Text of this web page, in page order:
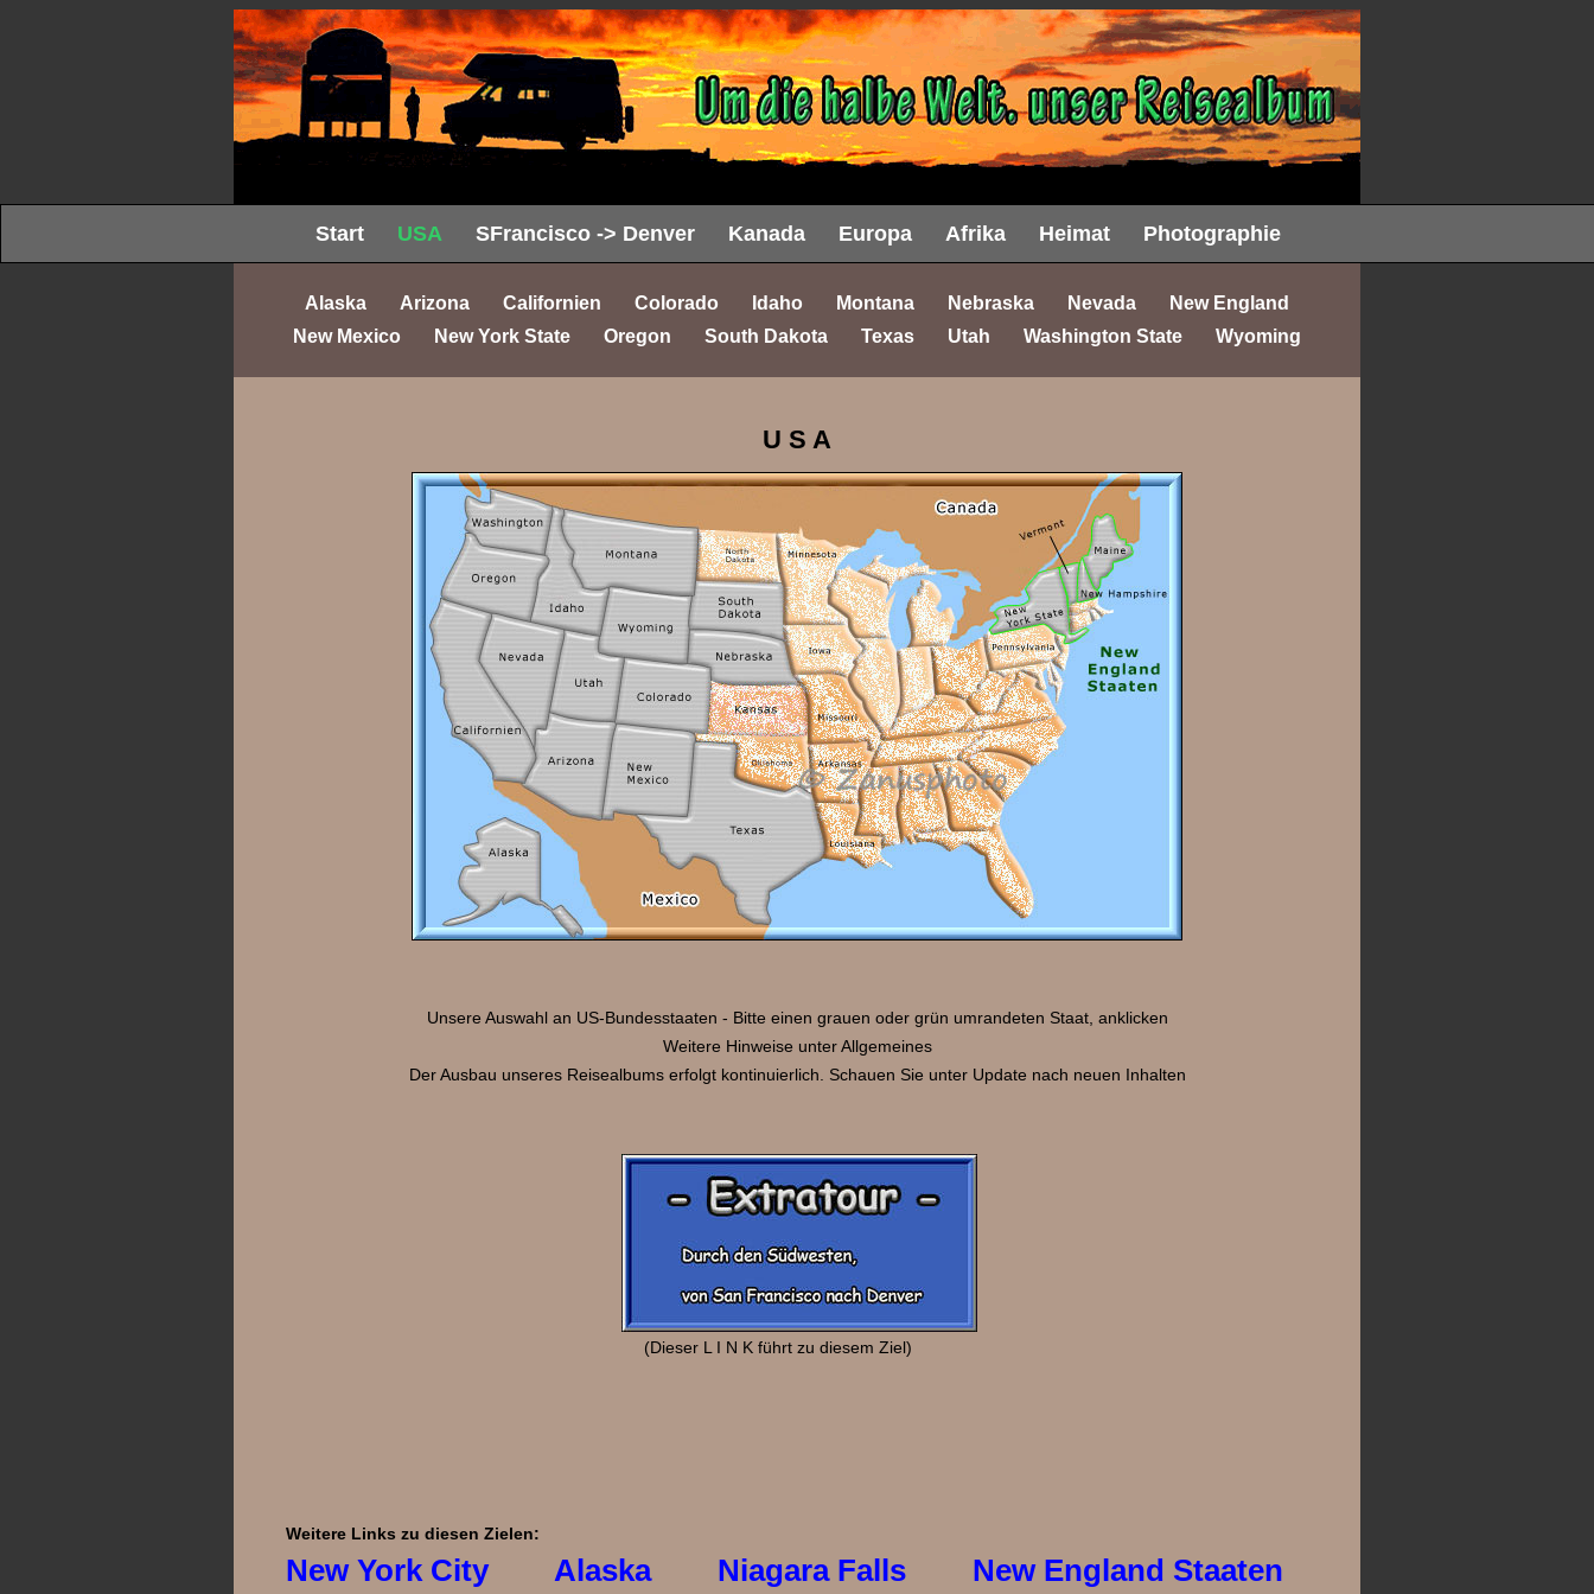
Start USA SFrancisco -> Denver Kanada Europa Afrika Heimat Photographie
Alaska Arizona Californien Colorado Idaho Montana Nebraska Nevada
New England
New Mexico
New York State Oregon South Dakota Texas Utah Washington State Wyoming
U S A
Unsere Auswahl an US-Bundesstaaten - Bitte einen grauen oder grün umrandeten Staat, anklicken
Weitere Hinweise unter Allgemeines
Der Ausbau unseres Reisealbums erfolgt kontinuierlich. Schauen Sie unter Update nach neuen Inhalten
(Dieser L I N K führt zu diesem Ziel)
Weitere Links zu diesen Zielen:
New York City Alaska Niagara Falls New England Staaten